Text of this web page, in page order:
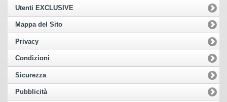
Utenti EXCLUSIVE
Mappa del Sito
Privacy
Condizioni
Sicurezza
Pubblicità